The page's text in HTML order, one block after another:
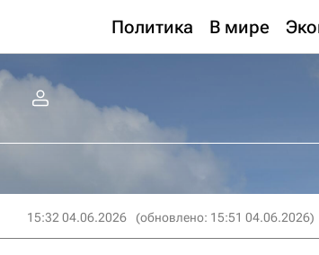
Политика В мире
15:32 04.06.2026 (обновлено: 15:51 04.06.2026)